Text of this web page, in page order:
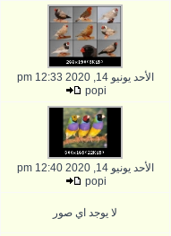
الأحد يونيو 14, 2020 12:33 pm
popi
الأحد يونيو 14, 2020 12:40 pm
popi
لا يوجد اي صور